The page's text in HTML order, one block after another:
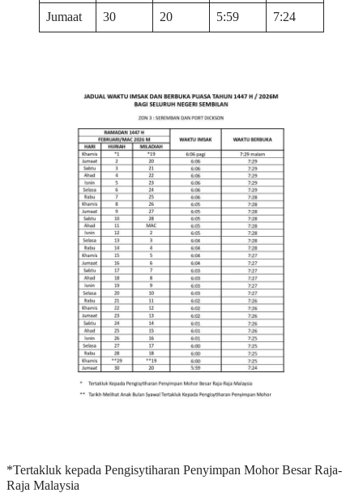
Jumaat
30 20 5:59 7:24
*Tertakluk kepada Pengisytiharan Penyimpan Mohor Besar Raja-
Raja Malaysia